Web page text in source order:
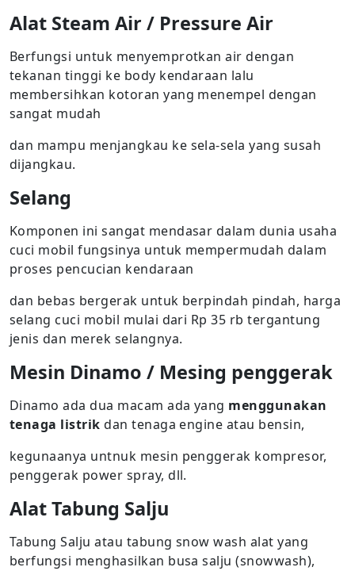
Alat Steam Air / Pressure Air
Berfungsi untuk menyemprotkan air dengan
tekanan tinggi ke body kendaraan lalu
membersihkan kotoran yang menempel dengan
sangat mudah
dan mampu menjangkau ke sela-sela yang susah
dijangkau.
Selang
Komponen ini sangat mendasar dalam dunia usaha
cuci mobil fungsinya untuk mempermudah dalam
proses pencucian kendaraan
dan bebas bergerak untuk berpindah pindah, harga
selang cuci mobil mulai dari Rp 35 rb tergantung
jenis dan merek selangnya.
Mesin Dinamo / Mesing penggerak
Dinamo ada dua macam ada yang menggunakan
tenaga listrik dan tenaga engine atau bensin,
kegunaanya untnuk mesin penggerak kompresor,
penggerak power spray, dll.
Alat Tabung Salju
Tabung Salju atau tabung snow wash alat yang
berfungsi menghasilkan busa salju (snowwash),